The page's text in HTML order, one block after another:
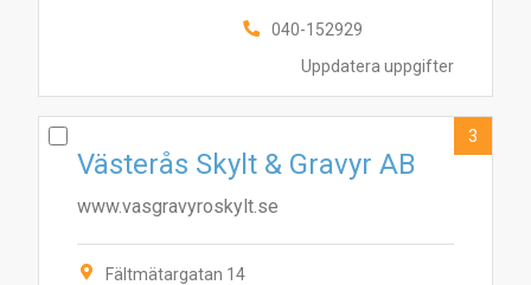
Uppdatera uppgifter
040-152929
Västerås Skylt & Gravyr AB
www.vasgravyroskylt.se
Fältmätargatan 14
3